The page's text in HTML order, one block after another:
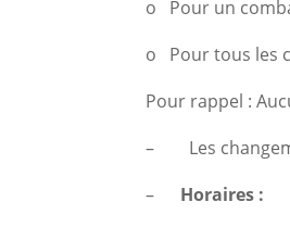
o Pour un
o Pour tous les
Pour rappel :
– Les
– Horaires :